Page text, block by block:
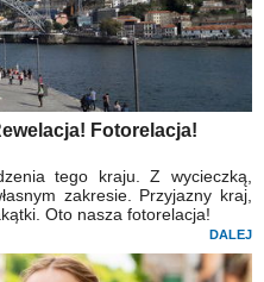
Fotorelacja!
tego kraju. Z wycieczką,
zakresie. Przyjazny kraj,
Oto nasza fotorelacja!
DALEJ